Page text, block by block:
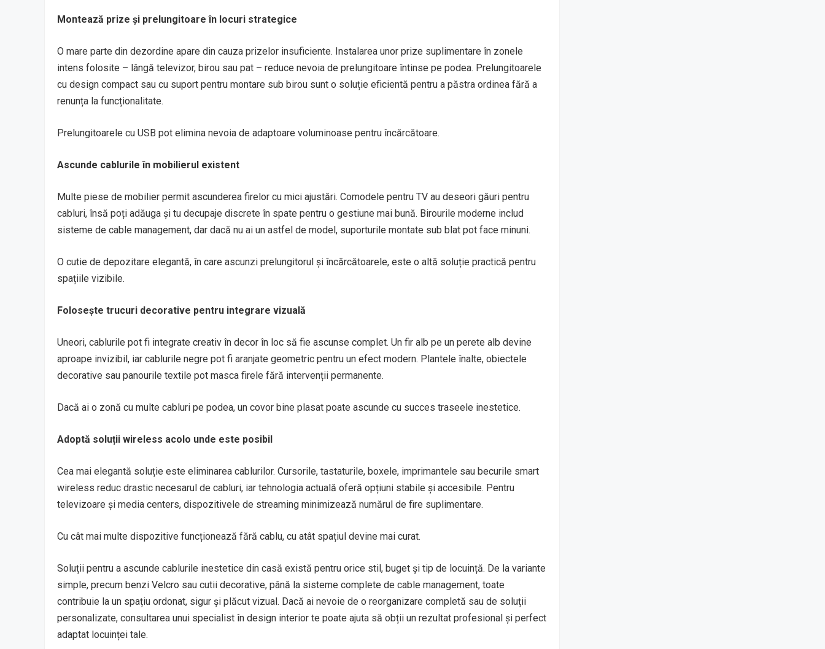
Montează prize și prelungitoare în locuri strategice
O mare parte din dezordine apare din cauza prizelor insuficiente. Instalarea unor prize suplimentare în zonele
intens folosite – lângă televizor, birou sau pat – reduce nevoia de prelungitoare întinse pe podea. Prelungitoarele
cu design compact sau cu suport pentru montare sub birou sunt o soluție eficientă pentru a păstra ordinea fără a
renunța la funcționalitate.
Prelungitoarele cu USB pot elimina nevoia de adaptoare voluminoase pentru încărcătoare.
Ascunde cablurile în mobilierul existent
Multe piese de mobilier permit ascunderea firelor cu mici ajustări. Comodele pentru TV au deseori găuri pentru
cabluri, însă poți adăuga și tu decupaje discrete în spate pentru o gestiune mai bună. Birourile moderne includ
sisteme de cable management, dar dacă nu ai un astfel de model, suporturile montate sub blat pot face minuni.
O cutie de depozitare elegantă, în care ascunzi prelungitorul și încărcătoarele, este o altă soluție practică pentru
spațiile vizibile.
Folosește trucuri decorative pentru integrare vizuală
Uneori, cablurile pot fi integrate creativ în decor în loc să fie ascunse complet. Un fir alb pe un perete alb devine
aproape invizibil, iar cablurile negre pot fi aranjate geometric pentru un efect modern. Plantele înalte, obiectele
decorative sau panourile textile pot masca firele fără intervenții permanente.
Dacă ai o zonă cu multe cabluri pe podea, un covor bine plasat poate ascunde cu succes traseele inestetice.
Adoptă soluții wireless acolo unde este posibil
Cea mai elegantă soluție este eliminarea cablurilor. Cursorile, tastaturile, boxele, imprimantele sau becurile smart
wireless reduc drastic necesarul de cabluri, iar tehnologia actuală oferă opțiuni stabile și accesibile. Pentru
televizoare și media centers, dispozitivele de streaming minimizează numărul de fire suplimentare.
Cu cât mai multe dispozitive funcționează fără cablu, cu atât spațiul devine mai curat.
Soluții pentru a ascunde cablurile inestetice din casă există pentru orice stil, buget și tip de locuință. De la variante
simple, precum benzi Velcro sau cutii decorative, până la sisteme complete de cable management, toate
contribuie la un spațiu ordonat, sigur și plăcut vizual. Dacă ai nevoie de o reorganizare completă sau de soluții
personalizate, consultarea unui specialist în design interior te poate ajuta să obții un rezultat profesional și perfect
adaptat locuinței tale.